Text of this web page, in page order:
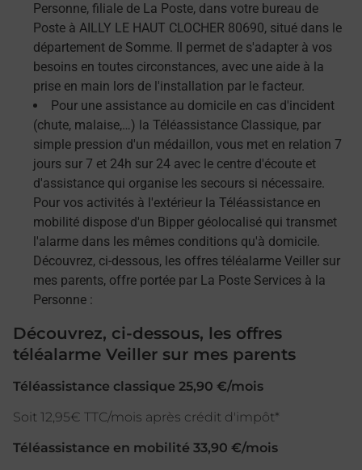
Personne, filiale de La Poste, dans votre bureau de
Poste à AILLY LE HAUT CLOCHER 80690, situé dans le
département de Somme. Il permet de s'adapter à vos
besoins en toutes circonstances, avec une aide à la
prise en main lors de l'installation par le facteur.
Pour une assistance au domicile en cas d'incident
(chute, malaise,…) la Téléassistance Classique, par
simple pression d'un médaillon, vous met en relation 7
jours sur 7 et 24h sur 24 avec le centre d'écoute et
d'assistance qui organise les secours si nécessaire.
Pour vos activités à l'extérieur la Téléassistance en
mobilité dispose d'un Bipper géolocalisé qui transmet
l'alarme dans les mêmes conditions qu'à domicile.
Découvrez, ci-dessous, les offres téléalarme Veiller sur
mes parents, offre portée par La Poste Services à la
Personne :
Découvrez, ci-dessous, les offres
téléalarme Veiller sur mes parents
Téléassistance classique 25,90 €/mois
Soit 12,95€ TTC/mois après crédit d'impôt*
Téléassistance en mobilité 33,90 €/mois